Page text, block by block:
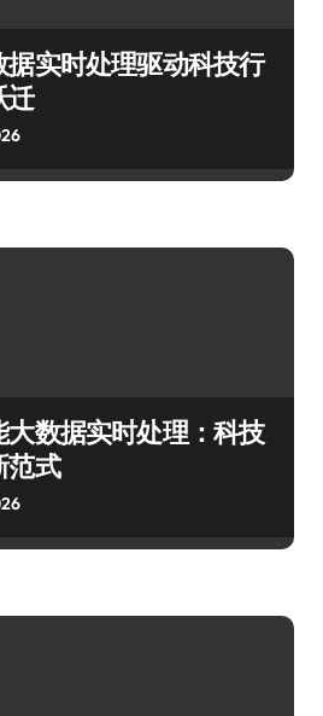
实时处理驱动科技行
迁
数据实时处理：科技
范式